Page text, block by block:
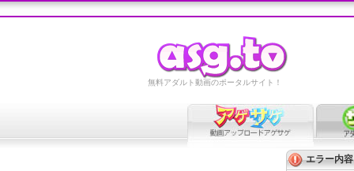
無料アダルト動画のポータルサイト！
エラー内容